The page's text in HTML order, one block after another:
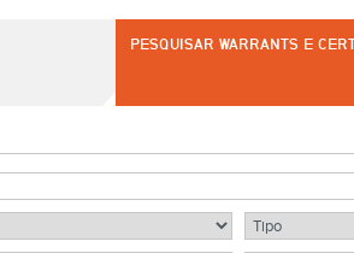
PESQUISAR WARRANTS E